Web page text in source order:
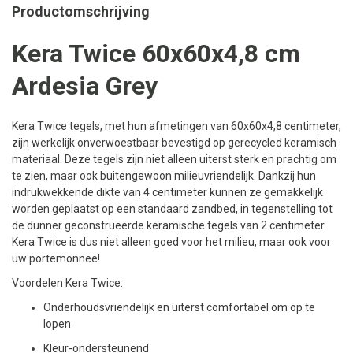
Productomschrijving
Kera Twice 60x60x4,8 cm
Ardesia Grey
Kera Twice tegels, met hun afmetingen van 60x60x4,8 centimeter,
zijn werkelijk onverwoestbaar bevestigd op gerecycled keramisch
materiaal. Deze tegels zijn niet alleen uiterst sterk en prachtig om
te zien, maar ook buitengewoon milieuvriendelijk. Dankzij hun
indrukwekkende dikte van 4 centimeter kunnen ze gemakkelijk
worden geplaatst op een standaard zandbed, in tegenstelling tot
de dunner geconstrueerde keramische tegels van 2 centimeter.
Kera Twice is dus niet alleen goed voor het milieu, maar ook voor
uw portemonnee!
Voordelen Kera Twice:
Onderhoudsvriendelijk en uiterst comfortabel om op te
lopen
Kleur-ondersteunend